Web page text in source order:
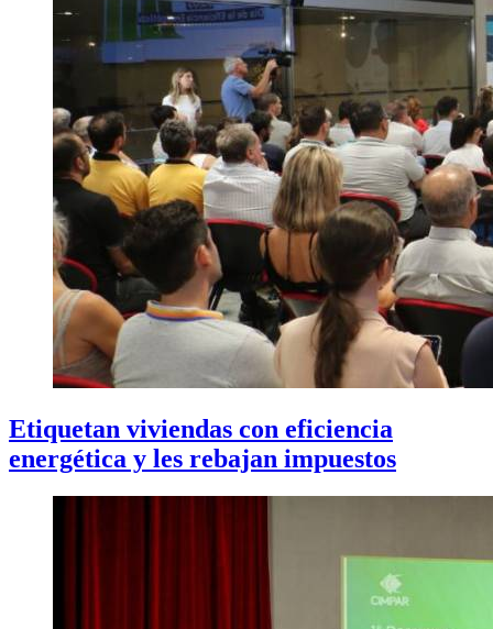
Etiquetan viviendas con eficiencia
energética y les rebajan impuestos